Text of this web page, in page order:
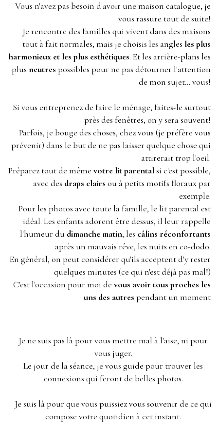
Vous n'avez pas besoin d'avoir une maison catalogue, je
vous rassure tout de suite!
Je rencontre des familles qui vivent dans des maisons
tout à fait normales, mais je choisis les angles les plus
harmonieux et les plus esthétiques. Et les arrière-plans les
plusneutres possibles pour ne pas détourner l'attention
de mon sujet... vous!
Si vous entreprenez de faire le ménage, faites-le surtout
près des fenêtres, on y sera souvent!
Parfois, je bouge des choses, chez vous (je préfère vous
prévenir) dans le but de ne pas laisser quelque chose qui
attirerait trop l'oeil.
Préparez tout de mêmevotre lit parentalsi c'est possible,
avec des draps clairs ou à petits motifs floraux par
exemple.
Pour les photos avec toute la famille, le lit parental est
idéal. Les enfants adorent être dessus, il leur rappelle
l'humeur du dimanche matin, les câlins réconfortants
après un mauvais rêve, les nuits en co-dodo.
En général, on peut considérer qu'ils acceptent d'y rester
quelques minutes (ce qui n'est déjà pas mal!)
C'est l'occasion pour moi devous avoir tous proches les
uns des autres pendant un moment
Je ne suis pas là pour vous mettre mal à l'aise, ni pour
vous juger.
Le jour de la séance, je vous guide pour trouver les
connexions qui feront de belles photos.
Je suis là pour que vous puissiez vous souvenir de ce qui
compose votre quotidien à cet instant.